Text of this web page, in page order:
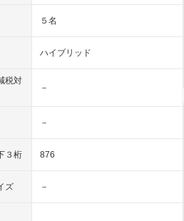
５名
ハイブリッド
税対
－
－
３桁 876
ズ －